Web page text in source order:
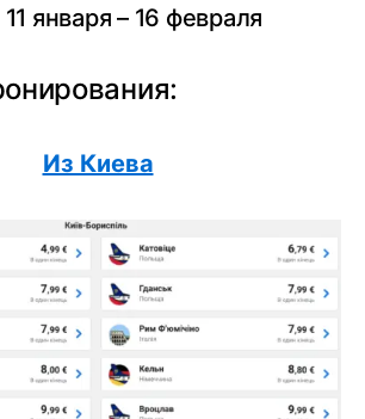
января – 16 февраля
Из Киева